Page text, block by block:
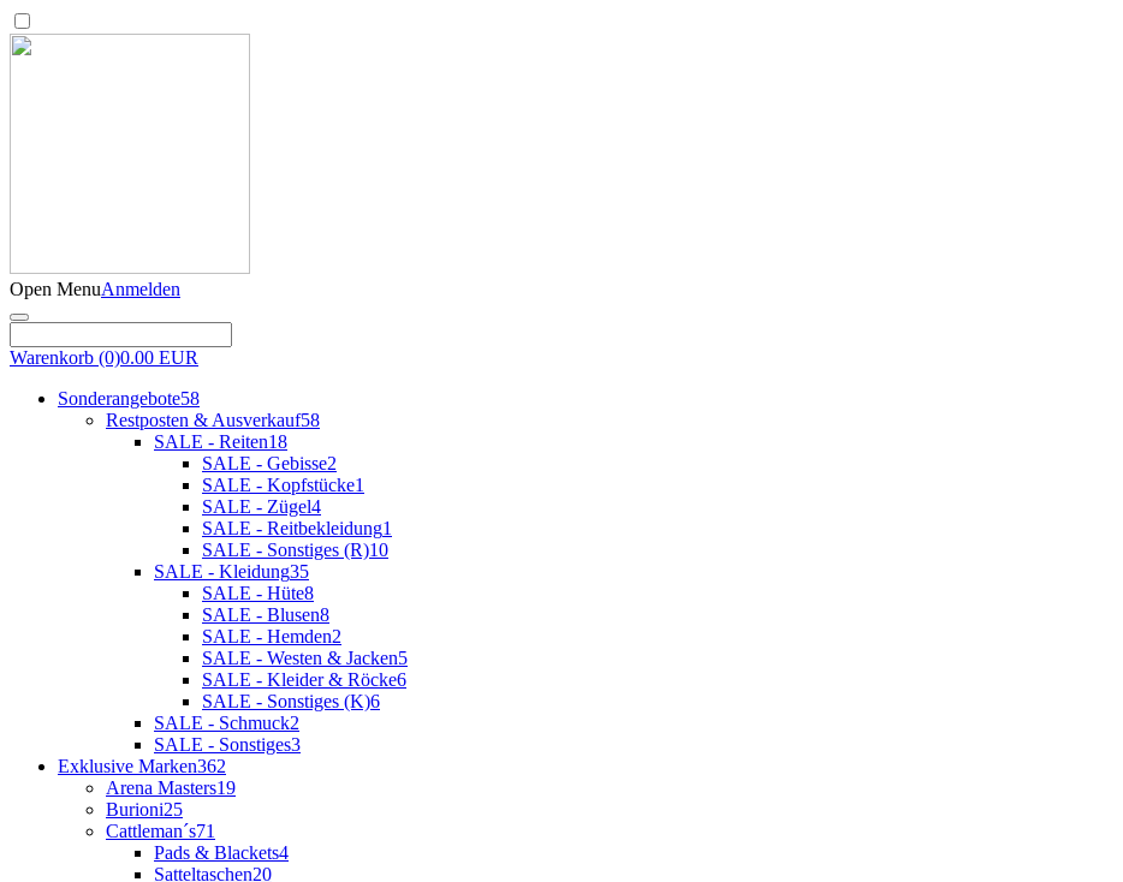
Open MenuAnmelden
Warenkorb (0)0.00 EUR
Sonderangebote58
Restposten & Ausverkauf58
SALE - Reiten18
SALE - Gebisse2
SALE - Kopfstücke1
SALE - Zügel4
SALE - Reitbekleidung1
SALE - Sonstiges (R)10
SALE - Kleidung35
SALE - Hüte8
SALE - Blusen8
SALE - Hemden2
SALE - Westen & Jacken5
SALE - Kleider & Röcke6
SALE - Sonstiges (K)6
SALE - Schmuck2
SALE - Sonstiges3
Exklusive Marken362
Arena Masters19
Burioni25
Cattleman´s71
Pads & Blackets4
Satteltaschen20